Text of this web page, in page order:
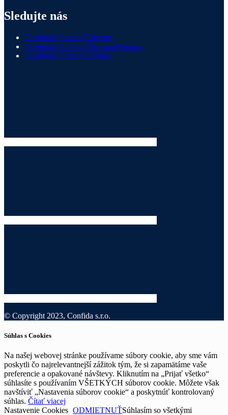
Sledujte nás
Facebook Svietidlá Brezno
Facebook Svietidlá Žiar nad Hronom
Facebook Svietidlá Zvolen
© Copyright 2023, Confida s.r.o.
Súhlas s Cookies
Na našej webovej stránke používame súbory cookie, aby sme vám
poskytli čo najrelevantnejší zážitok tým, že si zapamätáme vaše
preferencie a opakované návštevy. Kliknutím na „Prijať všetko“
súhlasíte s používaním VŠETKÝCH súborov cookie. Môžete však
navštíviť „Nastavenia súborov cookie“ a poskytnúť kontrolovaný
súhlas. Čítať viacej
Nastavenie Cookies ODMIETNUŤSúhlasím so všetkými